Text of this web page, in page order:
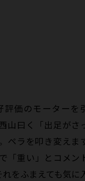
価のモーターを
山曰く「出足がさ
ペラを叩き変えま
「重い」とコメン
をふまえても気に